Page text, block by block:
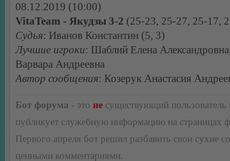
08.12.2019 (10:00)
VitaTeam - Якудзы 3-2 (25-23, 25-27, 25-17,
Судья: Иванов Константин (5, 3)
Лучшие игроки: Шаблий Елена
Варвара Андреевна
Автор сообщения: Козерук Анастасия
Бот форума - это не существующий пользователь
публикует служебную информацию на страницах
Первого апреля бот решил разбавить свои сухие
ценными комментариями.